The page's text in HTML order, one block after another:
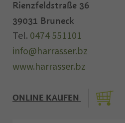
Rienzfeldstraße 36
39031 Bruneck
Tel. 0474 551101
info@harrasser.bz
www.harrasser.bz
ONLINE KAUFEN